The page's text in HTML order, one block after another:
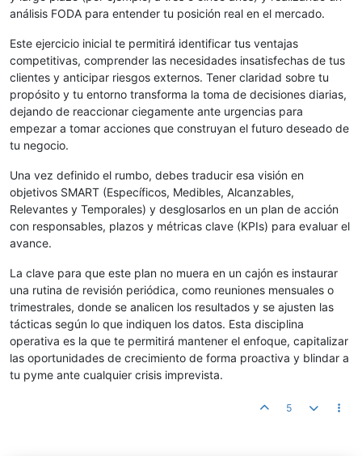
análisis FODA para entender tu posición real en el mercado.
Este ejercicio inicial te permitirá identificar tus ventajas
competitivas, comprender las necesidades insatisfechas de tus
clientes y anticipar riesgos externos. Tener claridad sobre tu
propósito y tu entorno transforma la toma de decisiones diarias,
dejando de reaccionar ciegamente ante urgencias para
empezar a tomar acciones que construyan el futuro deseado de
tu negocio.
Una vez definido el rumbo, debes traducir esa visión en
objetivos SMART (Específicos, Medibles, Alcanzables,
Relevantes y Temporales) y desglosarlos en un plan de acción
con responsables, plazos y métricas clave (KPIs) para evaluar el
avance.
La clave para que este plan no muera en un cajón es instaurar
una rutina de revisión periódica, como reuniones mensuales o
trimestrales, donde se analicen los resultados y se ajusten las
tácticas según lo que indiquen los datos. Esta disciplina
operativa es la que te permitirá mantener el enfoque, capitalizar
las oportunidades de crecimiento de forma proactiva y blindar a
tu pyme ante cualquier crisis imprevista.
5